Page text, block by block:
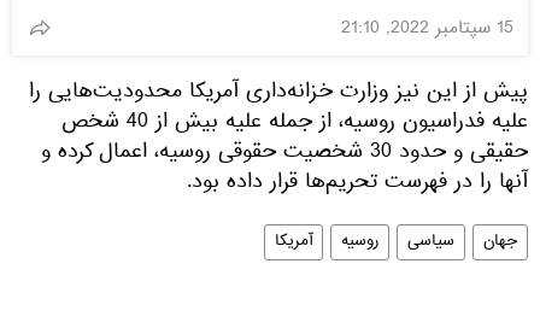
15 سپتامبر 2022, 21:10
پیش از این نیز وزارت خزانه‌داری آمریکا محدودیت‌هایی را
علیه فدراسیون روسیه، از جمله علیه بیش از 40 شخص
حقیقی و حدود 30 شخصیت حقوقی روسیه، اعمال کرده و
آنها را در فهرست تحریم‌ها قرار داده بود.
جهان سیاسی روسیه آمریکا